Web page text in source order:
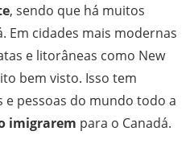
, sendo que há muitos
Em cidades mais modernas
e litorâneas como New
bem visto. Isso tem
pessoas do mundo todo a
imigrarem para o Canadá.